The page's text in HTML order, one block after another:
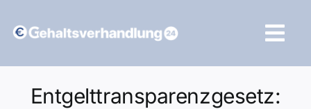
Inhalt
Entgelttransparenzgesetz: